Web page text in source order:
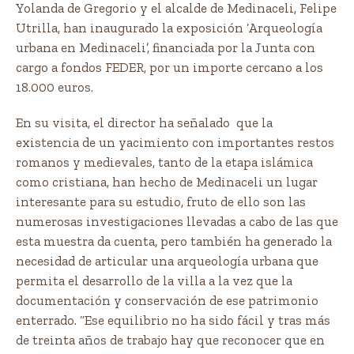
Yolanda de Gregorio y el alcalde de Medinaceli, Felipe
Utrilla, han inaugurado la exposición ‘Arqueología
urbana en Medinaceli’, financiada por la Junta con
cargo a fondos FEDER, por un importe cercano a los
18.000 euros.
En su visita, el director ha señalado que la
existencia de un yacimiento con importantes restos
romanos y medievales, tanto de la etapa islámica
como cristiana, han hecho de Medinaceli un lugar
interesante para su estudio, fruto de ello son las
numerosas investigaciones llevadas a cabo de las que
esta muestra da cuenta, pero también ha generado la
necesidad de articular una arqueología urbana que
permita el desarrollo de la villa a la vez que la
documentación y conservación de ese patrimonio
enterrado. “Ese equilibrio no ha sido fácil y tras más
de treinta años de trabajo hay que reconocer que en